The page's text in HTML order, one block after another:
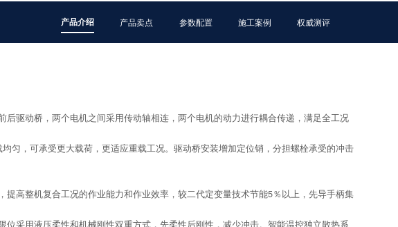
产品介绍 产品卖点 参数配置 施工案例 权威测评
驱动桥，两个电机之间采用传动轴相连，两个电机的动力进行耦合传递，满足全工况
匀，可承受更大载荷，更适应重载工况。驱动桥安装增加定位销，分担螺栓承受的冲击
高整机复合工况的作业能力和作业效率，较二代定变量技术节能5％以上，先导手柄集
采用液压柔性和机械刚性双重方式，先柔性后刚性，减少冲击。智能温控独立散热系